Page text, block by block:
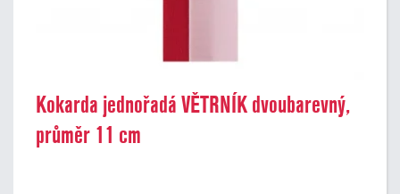
Kokarda jednořadá VĚTRNÍK dvoubarevný,
průměr 11 cm